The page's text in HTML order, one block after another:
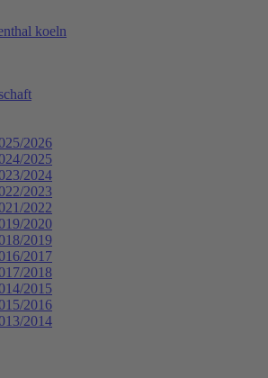
2026
2025
2024
2023
2022
2020
2019
2017
2018
2015
2016
2014